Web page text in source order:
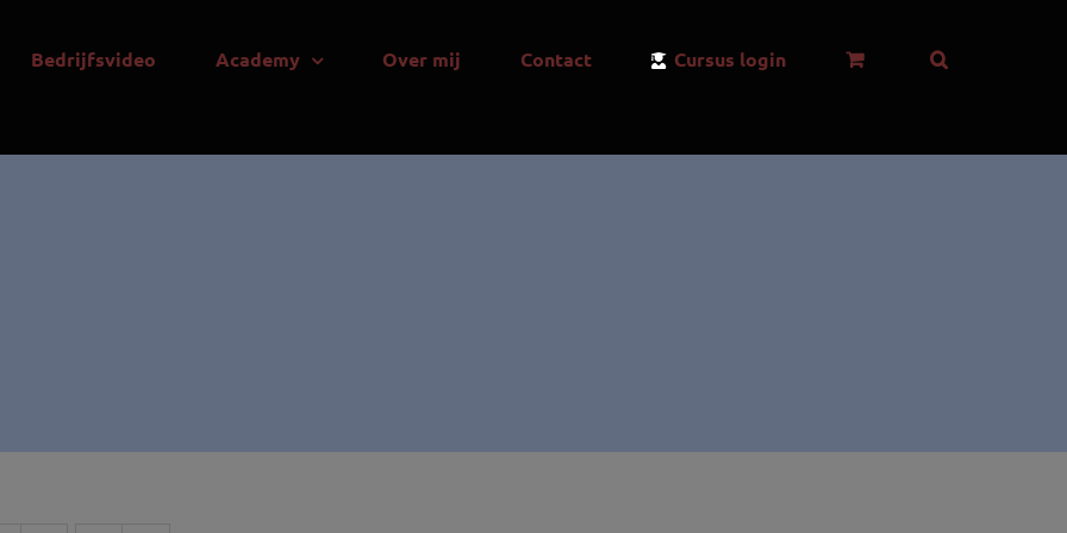
Bedrijfsvideo Academy Over mij Contact Cursus login